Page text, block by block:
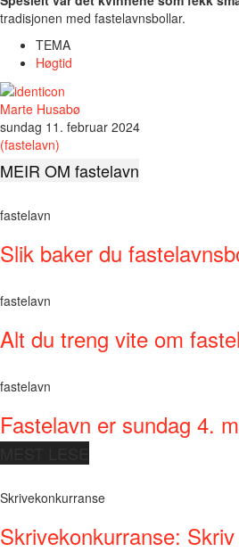
tradisjonen med fastelavnsbollar.
TEMA
Høgtid
Marte Husabø
sundag 11. februar 2024
(fastelavn)
MEIR OM fastelavn
fastelavn
Slik baker du
fastelavn
Alt du treng vite om
fastelavn
Fastelavn er sundag 4.
Skrivekonkurranse
Skrivekonkurranse: